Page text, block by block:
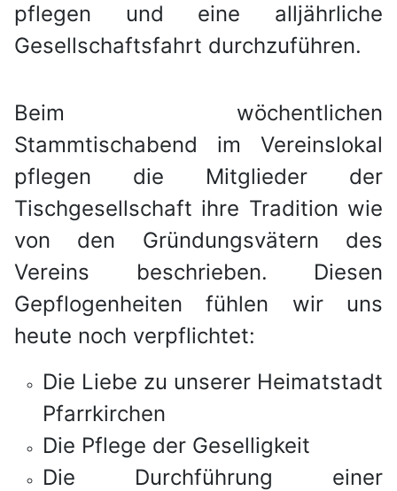
pflegen und eine alljährliche
Gesellschaftsfahrt durchzuführen.
Beim wöchentlichen
Stammtischabend im Vereinslokal
pflegen die Mitglieder der
Tischgesellschaft ihre Tradition wie
von den Gründungsvätern des
Vereins beschrieben. Diesen
Gepflogenheiten fühlen wir uns
heute noch verpflichtet:
Die Liebe zu unserer Heimatstadt
Pfarrkirchen
Die Pflege der Geselligkeit
Die Durchführung einer